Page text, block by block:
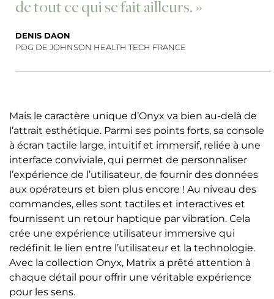
de tout ce qui se fait ailleurs. »
DENIS DAON
PDG DE JOHNSON HEALTH TECH FRANCE
Mais le caractère unique d’Onyx va bien au-delà de
l’attrait esthétique. Parmi ses points forts, sa console
à écran tactile large, intuitif et immersif, reliée à une
interface conviviale, qui permet de personnaliser
l’expérience de l’utilisateur, de fournir des données
aux opérateurs et bien plus encore ! Au niveau des
commandes, elles sont tactiles et interactives et
fournissent un retour haptique par vibration. Cela
crée une expérience utilisateur immersive qui
redéfinit le lien entre l’utilisateur et la technologie.
Avec la collection Onyx, Matrix a prêté attention à
chaque détail pour offrir une véritable expérience
pour les sens.